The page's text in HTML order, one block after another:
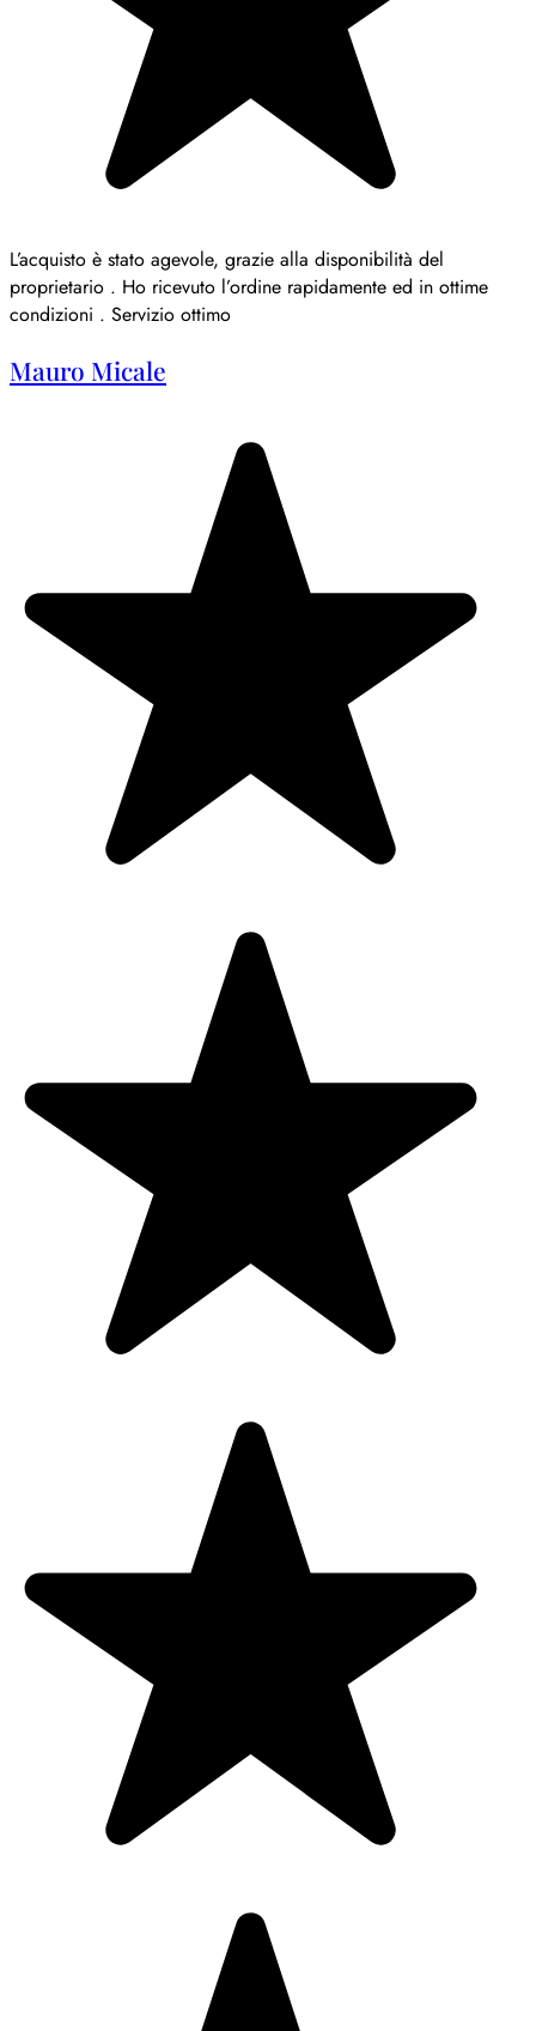
L’acquisto è stato agevole, grazie alla disponibilità del
proprietario . Ho ricevuto l’ordine rapidamente ed in ottime
condizioni . Servizio ottimo
Mauro Micale